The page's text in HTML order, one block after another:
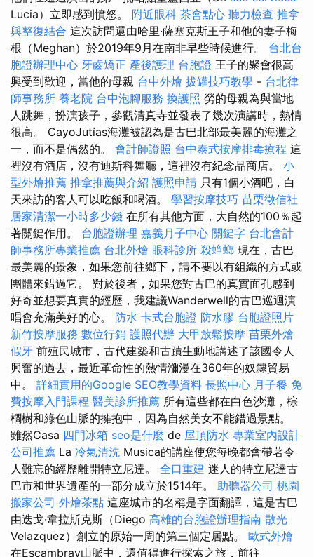
Lucia）立即感到憤怒。 附近眼科 茶會點心 聽力檢查 推拿
與整復結合 這次訪問還由哈里·薩塞克斯王子和他的妻子梅
根（Meghan）於2019年9月在南非早些時候進行。 台北台
胞證辦理中心 牙齒矯正 產後護理 台胞證 王子的聚會很高
興受到歡迎，當他的母親 台中外燴 拔罐技巧教學 - 台北律
師事務所 養老院 台中泡腳服務 換護照 勞的母親為與當地
人跳舞，扮演孩子，參觀清真寺並發表了幾次演講時，熱情
很高。 CayoJutías海灘被認為是古巴北部最美麗的海灘之
一，而不是偶然的。 會計師證照 台中泰式按摩排毒療程 這
裡沒有酒店，沒有迪斯科舞廳，這裡沒有紀念品商店。 小
型外燴推薦 推拿推薦與介紹 護照申請 只有1個小酒吧，白
天來訪的客人可以吃飯和喝酒。 學習按摩技巧 苗栗徵信社
居家清潔一小時多少錢 在所有其他方面，大自然的100％起
著關鍵作用。 台胞證辦理 嘉義月子中心 關鍵字 台北會計
師事務所專業推薦 台北外燴 眼科診所 殺蟑螂 現在，古巴
最美麗的景象，如果您前往鄉下，請不要以有組織的方式或
團體來錯過它。 對於後者，如果您對古巴的真實面孔感到
好奇並想要真實的經歷，我建議Wanderwell的古巴巡迴演
唱會充滿美好的心。 防水 卡式台胞證 防水膠 台胞證照片
新竹按摩服務 數位行銷 護照代辦 大甲放鬆按摩 苗栗外燴
假牙 前殖民城市，古代建築和古蹟生動地講述了該國令人
興奮的過去，最近革命性的熱情瀰漫在360年的奴隸貿易
中。 詳細實用的Google SEO教學資料 長照中心 月子餐 免
費按摩入門課程 醫美診所推薦 所有這些都在白色沙灘，棕
櫚樹和綠色山脈的擁抱中，因為自然美女不能錯過景點。
雖然Casa 四門冰箱 seo是什麼 de 屋頂防水 專業室內設計
公司推薦 La 冷氣清洗 Musica的講座使您每晚都會帶著令
人難忘的經歷離開特立尼達。 全口重建 迷人的特立尼達古
巴市和世界遺產的一部分成立於1514年。 助聽器公司 桃園
搬家公司 外燴茶點 這座城市的名稱是字面翻譯，這是古巴
由迭戈·韋拉斯克斯（Diego 高雄的台胞證辦理指南 散光
Velazquez）創立的原始一周的第三個定居點。 歐式外燴
在Escambray山脈中，還值得進行探索之旅，前往